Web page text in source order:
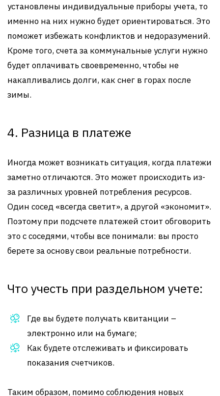
установлены индивидуальные приборы учета, то
именно на них нужно будет ориентироваться. Это
поможет избежать конфликтов и недоразумений.
Кроме того, счета за коммунальные услуги нужно
будет оплачивать своевременно, чтобы не
накапливались долги, как снег в горах после
зимы.
4. Разница в платеже
Иногда может возникать ситуация, когда платежи
заметно отличаются. Это может происходить из-
за различных уровней потребления ресурсов.
Один сосед «всегда светит», а другой «экономит».
Поэтому при подсчете платежей стоит обговорить
это с соседями, чтобы все понимали: вы просто
берете за основу свои реальные потребности.
Что учесть при раздельном учете:
Где вы будете получать квитанции –
электронно или на бумаге;
Как будете отслеживать и фиксировать
показания счетчиков.
Таким образом, помимо соблюдения новых